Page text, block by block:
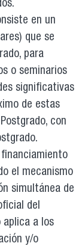
en un
que se
para
o seminarios
significativas
de estas
con
el mecanismo
simultánea de
del
aplica a los
y/o